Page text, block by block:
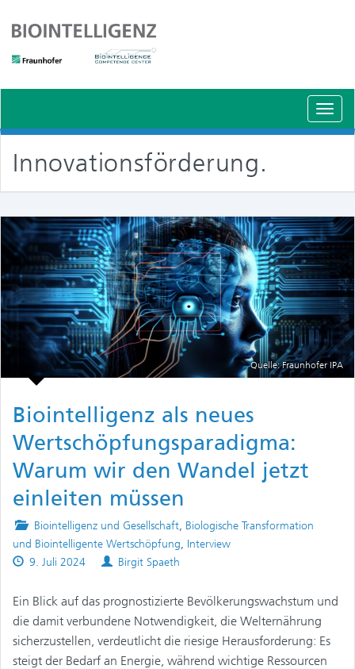
Innovationsförderung.
Quelle: Fraunhofer IPA
Biointelligenz als neues
Wertschöpfungsparadigma:
Warum wir den Wandel jetzt
einleiten müssen
Posted
in
Biointelligenz und Gesellschaft, Biologische Transformation
und Biointelligente Wertschöpfung, Interview
Published
9. Juli 2024 Authors
Birgit Spaeth
Ein Blick auf das prognostizierte Bevölkerungswachstum und
die damit verbundene Notwendigkeit, die Welternährung
sicherzustellen, verdeutlicht die riesige Herausforderung: Es
steigt der Bedarf an Energie, während wichtige Ressourcen